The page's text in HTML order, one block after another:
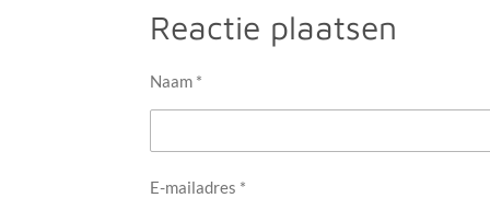
n
e
Reactie plaatsen
Naam *
E-mailadres *